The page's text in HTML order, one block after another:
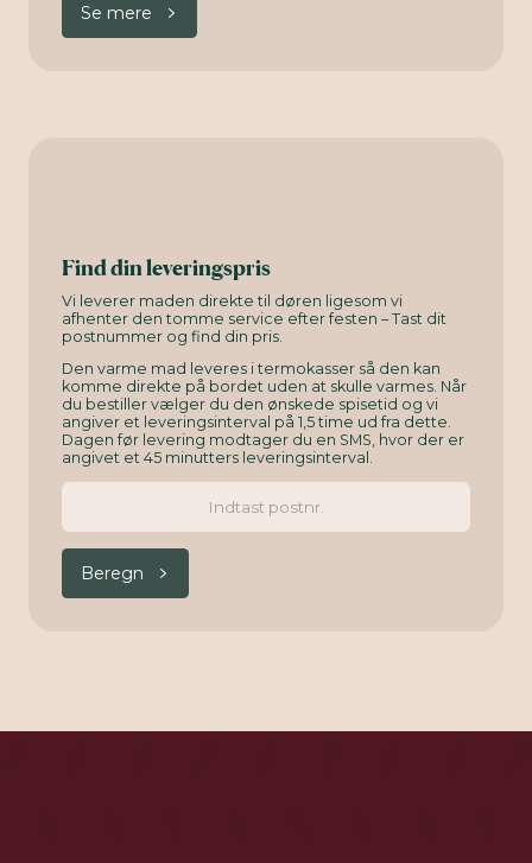
Se mere
Find din leveringspris
Vi leverer maden direkte til døren ligesom vi
afhenter den tomme service efter festen – Tast dit
postnummer og find din pris.
Den varme mad leveres i termokasser så den kan
komme direkte på bordet uden at skulle varmes. Når
du bestiller vælger du den ønskede spisetid og vi
angiver et leveringsinterval på 1,5 time ud fra dette.
Dagen før levering modtager du en SMS, hvor der er
angivet et 45 minutters leveringsinterval.
Beregn